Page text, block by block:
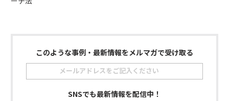
このような事例・最新情報をメルマガで受け取る
SNSでも最新情報を配信中！